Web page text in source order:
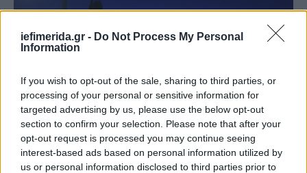
iefimerida.gr - Do Not Process My Personal
Information
If you wish to opt-out of the sale, sharing to third parties, or
processing of your personal or sensitive information for
targeted advertising by us, please use the below opt-out
section to confirm your selection. Please note that after your
opt-out request is processed you may continue seeing
interest-based ads based on personal information utilized by
us or personal information disclosed to third parties prior to